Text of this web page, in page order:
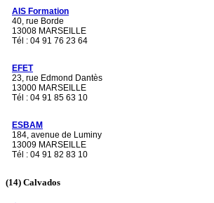
AIS Formation
40, rue Borde
13008 MARSEILLE
Tél : 04 91 76 23 64
EFET
23, rue Edmond Dantès
13000 MARSEILLE
Tél : 04 91 85 63 10
ESBAM
184, avenue de Luminy
13009 MARSEILLE
Tél : 04 91 82 83 10
(14) Calvados